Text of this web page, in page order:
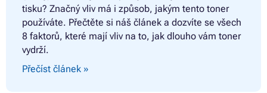
tisku? Značný vliv má i způsob, jakým tento toner
používáte. Přečtěte si náš článek a dozvíte se všech
8 faktorů, které mají vliv na to, jak dlouho vám toner
vydrží.
Přečíst článek »